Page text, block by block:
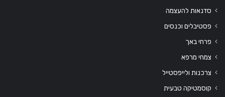
סדנאות להעצמה
פסטיבלים וכנסים
פרחי באך
צמחי מרפא
צרכנות ולייפסטייל
קוסמטיקה טבעית